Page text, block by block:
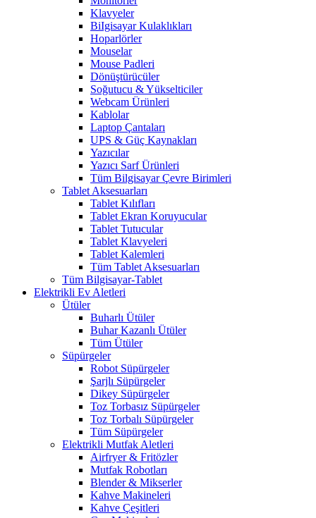
Klavyeler
BiIgisayar Kulaklıkları
Hoparlörler
Mouselar
Mouse Padleri
Dönüştürücüler
Soğutucu & Yükselticiler
Webcam Ürünleri
Kablolar
Laptop Çantaları
UPS & Güç Kaynakları
Yazıcılar
Yazıcı Sarf Ürünleri
Tüm Bilgisayar Çevre Birimleri
Tablet Aksesuarları
Tablet Kılıfları
Tablet Ekran Koruyucular
Tablet Tutucular
Tablet Klavyeleri
Tablet Kalemleri
Tüm Tablet Aksesuarları
Tüm Bilgisayar-Tablet
Elektrikli Ev Aletleri
Ütüler
Buharlı Ütüler
Buhar Kazanlı Ütüler
Tüm Ütüler
Süpürgeler
Robot Süpürgeler
Şarjlı Süpürgeler
Dikey Süpürgeler
Toz Torbasız Süpürgeler
Toz Torbalı Süpürgeler
Tüm Süpürgeler
Elektrikli Mutfak Aletleri
Airfryer & Fritözler
Mutfak Robotları
Blender & Mikserler
Kahve Makineleri
Kahve Çeşitleri